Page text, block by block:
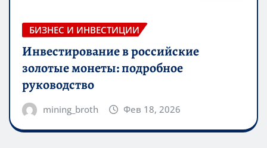
БИЗНЕС И ИНВЕСТИЦИИ
Инвестирование в российские
золотые монеты: подробное
руководство
mining_broth Фев 18, 2026